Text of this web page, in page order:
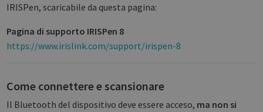
IRISPen, scaricabile da questa pagina:
Pagina di supporto IRISPen 8
https://www.irislink.com/support/irispen-8
Come connettere e scansionare
Il Bluetooth del dispositivo deve essere acceso, ma non si